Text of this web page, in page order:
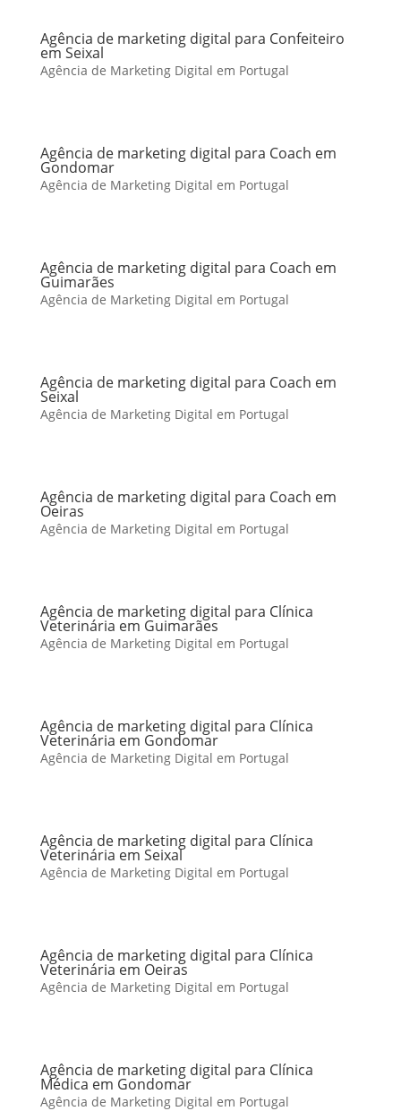
Agência de marketing digital para Confeiteiro
em Seixal
Agência de Marketing Digital em Portugal
Agência de marketing digital para Coach em
Gondomar
Agência de Marketing Digital em Portugal
Agência de marketing digital para Coach em
Guimarães
Agência de Marketing Digital em Portugal
Agência de marketing digital para Coach em
Seixal
Agência de Marketing Digital em Portugal
Agência de marketing digital para Coach em
Oeiras
Agência de Marketing Digital em Portugal
Agência de marketing digital para Clínica
Veterinária em Guimarães
Agência de Marketing Digital em Portugal
Agência de marketing digital para Clínica
Veterinária em Gondomar
Agência de Marketing Digital em Portugal
Agência de marketing digital para Clínica
Veterinária em Seixal
Agência de Marketing Digital em Portugal
Agência de marketing digital para Clínica
Veterinária em Oeiras
Agência de Marketing Digital em Portugal
Agência de marketing digital para Clínica
Médica em Gondomar
Agência de Marketing Digital em Portugal